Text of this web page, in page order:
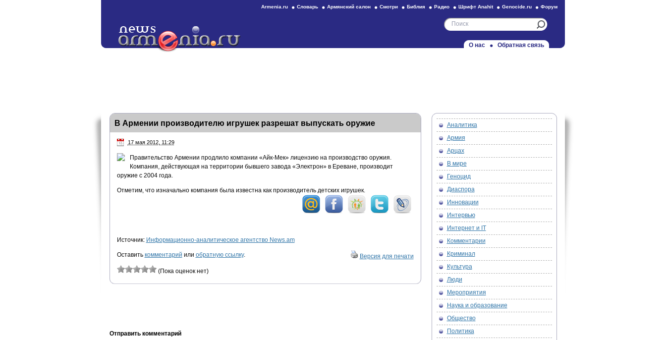
Armenia.ru Словарь Армянский салон Смотри Библия Радио Шрифт Anahit Genocide.ru Форум
О нас Обратная связь
В Армении производителю игрушек разрешат выпускать оружие
17 мая 2012, 11:29
Правительство Армении продлило компании «Айк-Мек» лицензию на производство оружия.
Компания, действующая на территории бывшего завода «Электрон» в Ереване, производит
оружие с 2004 года.
Отметим, что изначально компания была известна как производитель детских игрушек.
Источник: Информационно-аналитическое агентство News.am
Оставить комментарий или обратную ссылку. Версия для печати
(Пока оценок нет)
Отправить комментарий
Аналитика
Армия
Арцах
В мире
Геноцид
Диаспора
Инновации
Интервью
Интернет и IT
Комментарии
Криминал
Культура
Люди
Мероприятия
Наука и образование
Общество
Политика